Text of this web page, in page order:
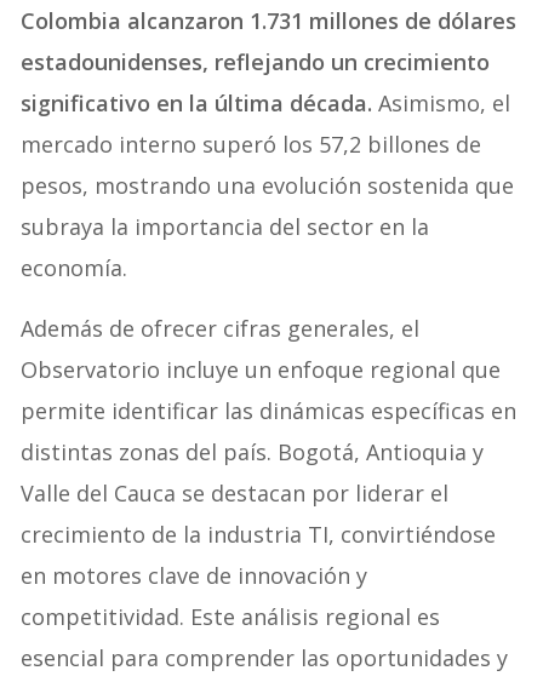
Colombia alcanzaron 1.731 millones de dólares
estadounidenses, reflejando un crecimiento
significativo en la última década.Asimismo, el
mercado interno superó los 57,2 billones de
pesos, mostrando una evolución sostenida que
subraya la importancia del sector en la
economía.
Además de ofrecer cifras generales, el
Observatorio incluye un enfoque regional que
permite identificar las dinámicas específicas en
distintas zonas del país. Bogotá, Antioquia y
Valle del Cauca se destacan por liderar el
crecimiento de la industria TI, convirtiéndose
en motores clave de innovación y
competitividad. Este análisis regional es
esencial para comprender las oportunidades y